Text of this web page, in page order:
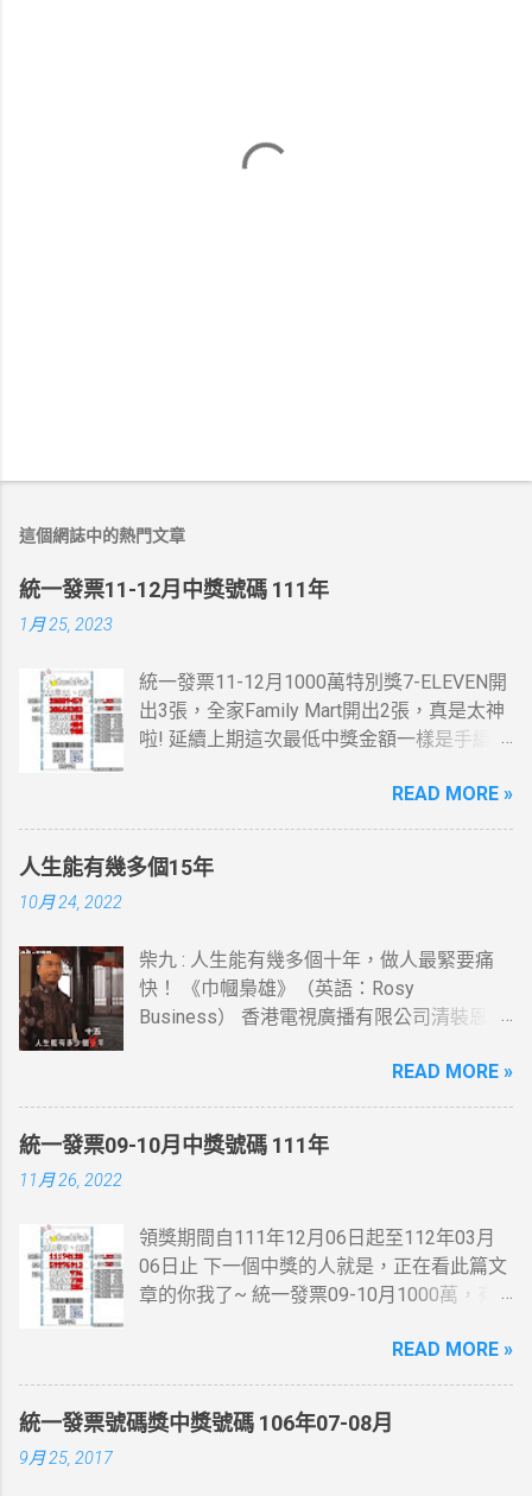
這個網誌中的熱門文章
統一發票11-12月中獎號碼 111年
1月 25, 2023
統一發票11-12月1000萬特別獎7-ELEVEN開
出3張，全家Family Mart開出2張，真是太神
啦! 延續上期這次最低中獎金額一樣是手續
萬特獎7-ELEVEN跟全家Family Mar又有貢獻
了，這些地方我都有去， 最幸運的人是花20
元停車費就中了。 桃園市蘆竹區中獎機率感
覺挺高的，想當年也在那住過幾年....
READ MORE »
人生能有幾多個15年
10月 24, 2022
柴九 : 人生能有幾多個十年，做人最緊要痛
快！ 《巾幗梟雄》（英語：Rosy
Business） 香港電視廣播有限公司清裝恩仇
祥(柴九)領銜主演，監製李添勝。 此劇為
2009無綫節目巡禮劇集及2009無綫節目精選
第一季劇集之一。
READ MORE »
統一發票09-10月中獎號碼 111年
11月 26, 2022
領獎期間自111年12月06日起至112年03月
06日止 下一個中獎的人就是，正在看此篇文
章的你我了~ 統一發票09-10月1000萬，有
運的人在7-11繳費收的手續費10元~READ MORE »
統一發票號碼獎中獎號碼 106年07-08月
9月 25, 2017